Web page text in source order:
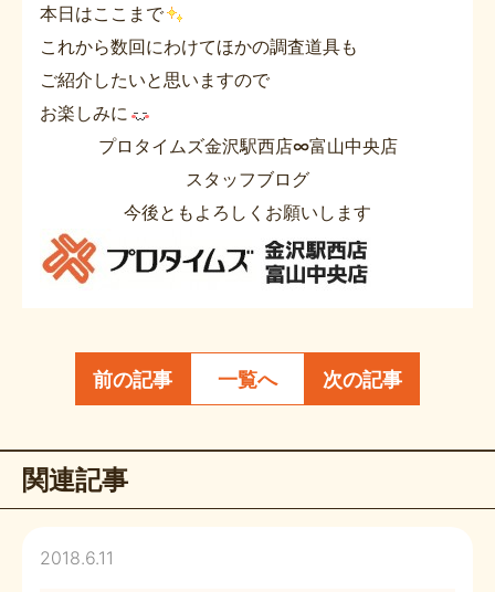
本日はここまで
これから数回にわけてほかの調査道具も
ご紹介したいと思いますので
お楽しみに
プロタイムズ金沢駅西店∞富山中央店
スタッフブログ
今後ともよろしくお願いします
前の記事 一覧へ 次の記事
関連記事
2018.6.11